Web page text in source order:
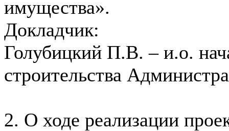
имущества».
Докладчик:
Голубицкий П.В. – и.о.
строительства
2. О ходе реализации